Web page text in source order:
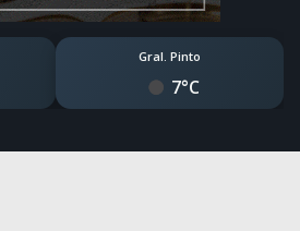
Gral. Pinto
7°C